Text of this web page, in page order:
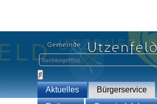
Aktuelles
Bürgerservice